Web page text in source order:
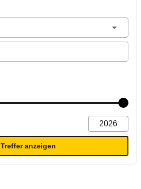
Treffer anzeigen